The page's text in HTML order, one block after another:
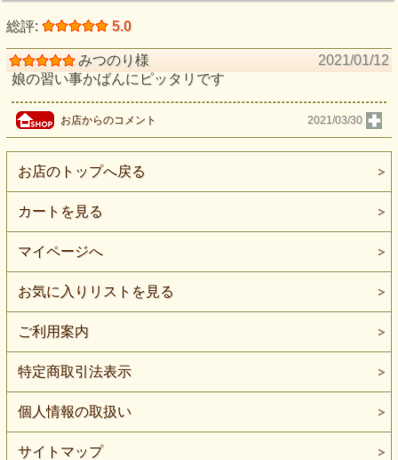
総評: 5.0
みつのり様
2021/01/12
娘の習い事かばんにピッタリです
お店からのコメント 2021/03/30
お店のトップへ戻る
カートを見る
マイページへ
お気に入りリストを見る
ご利用案内
特定商取引法表示
個人情報の取扱い
サイトマップ